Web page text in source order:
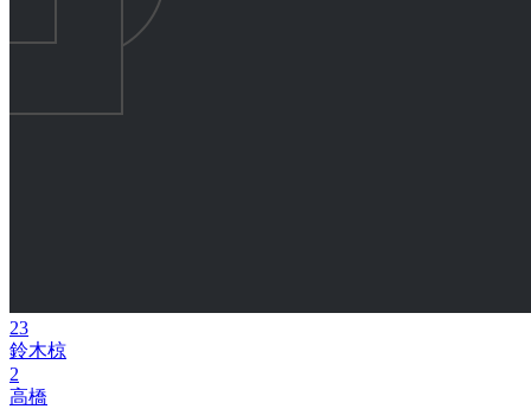
23
鈴木椋
2
高橋